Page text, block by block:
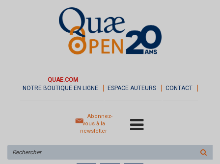
QUAE.COM
NOTRE BOUTIQUE EN LIGNE
ESPACE AUTEURS CONTACT
Abonnez-
vous à la
newsletter
sur